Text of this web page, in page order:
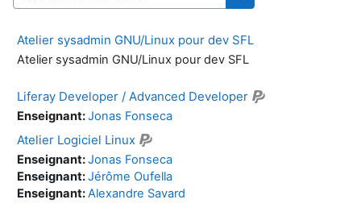
Rechercher des
Atelier sysadmin GNU/Linux pour dev SFL
Atelier sysadmin GNU/Linux pour dev SFL
Liferay Developer / Advanced Developer
Enseignant:Jonas Fonseca
Atelier Logiciel Linux
Enseignant:Jonas Fonseca
Enseignant:Jérôme Oufella
Enseignant:Alexandre Savard